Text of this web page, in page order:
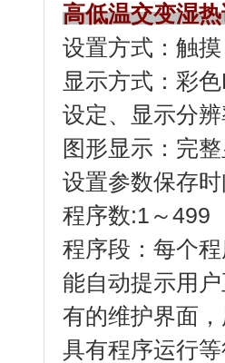
高低温交变湿
设置方式：触摸
显示方式
设定、显示分
图形显示：完
设置参数保存时
程序数:1～499
程序段：每个
能自动提示用户
有的维护界面
具有程序运行等